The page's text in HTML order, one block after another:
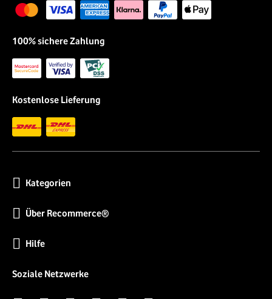
100% sichere Zahlung
Kostenlose Lieferung
Kategorien
Über Recommerce®
Hilfe
Soziale Netzwerke